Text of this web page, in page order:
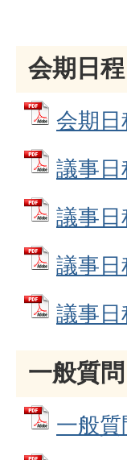
会期日程
会期
議事
議事
議事
議事
一般質
一般